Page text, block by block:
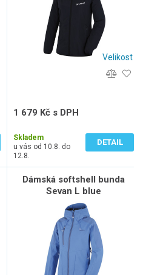
Velikost
1 679 Kč s DPH
Skladem
u vás od 10.8. do
12.8.
DETAIL
Dámská softshell bunda
Sevan L blue